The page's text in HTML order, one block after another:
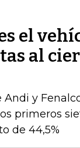
el
al
y
primeros
de 44,5%